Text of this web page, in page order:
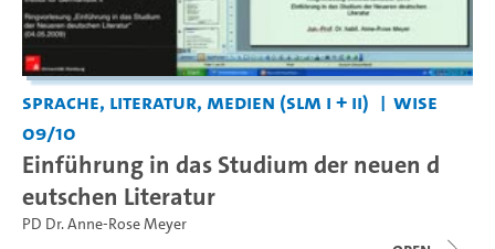
Sprache, Literatur, Medien (SLM I + II)
WiSe
09/10
Einführung in das Studium der neuen d
eutschen Literatur
PD Dr. Anne-Rose Meyer